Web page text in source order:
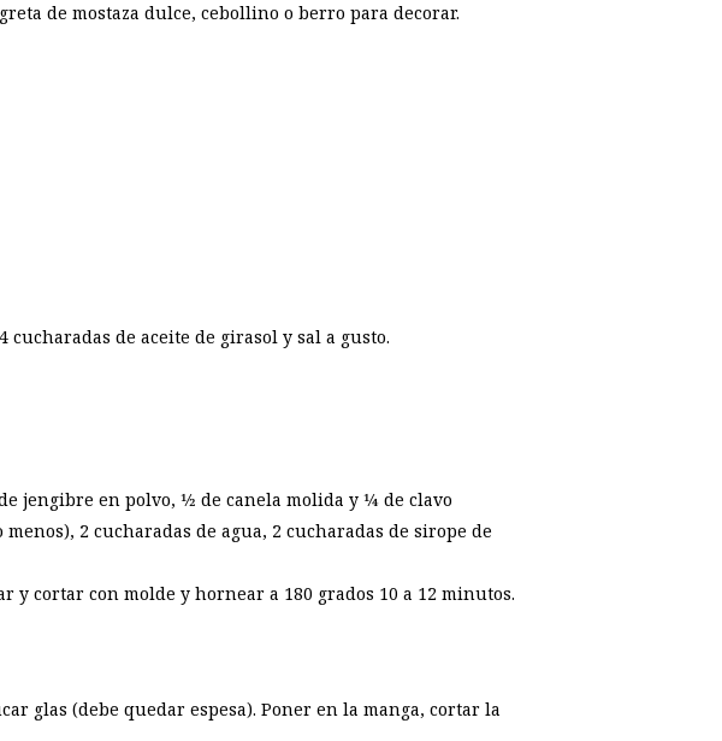
de mostaza dulce, cebollino o berro para decorar.
de aceite de girasol y sal a gusto.
jengibre en polvo, 1⁄2 de canela molida y 1⁄4 de clavo
2 cucharadas de agua, 2 cucharadas de sirope de
y cortar con molde y hornear a 180 grados 10 a 12 minutos.
glas (debe quedar espesa). Poner en la manga, cortar la